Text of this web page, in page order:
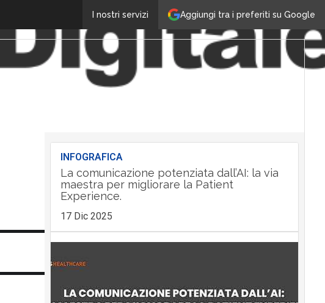
Aggiungi tra i preferiti su Google
I nostri servizi
INFOGRAFICA
La comunicazione potenziata dall’AI: la via
maestra per migliorare la Patient
Experience.
17 Dic 2025